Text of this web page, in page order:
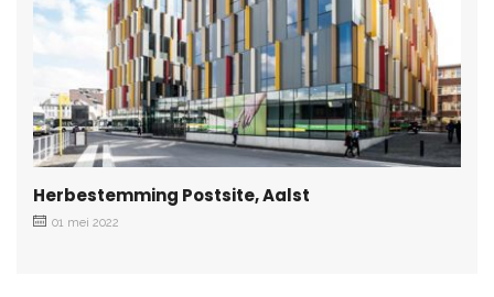
Herbestemming Postsite, Aalst
01 mei 2022